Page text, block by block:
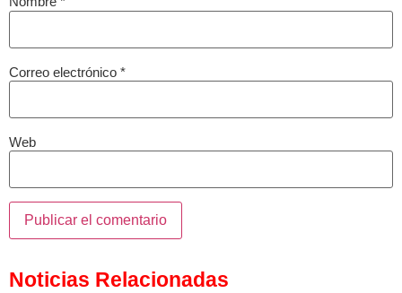
Correo electrónico *
Web
Noticias Relacionadas